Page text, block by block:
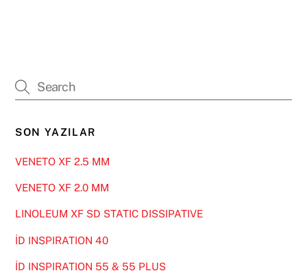
SON YAZILAR
VENETO XF 2.5 MM
VENETO XF 2.0 MM
LINOLEUM XF SD STATIC DISSIPATIVE
İD INSPIRATION 40
İD INSPIRATION 55 & 55 PLUS